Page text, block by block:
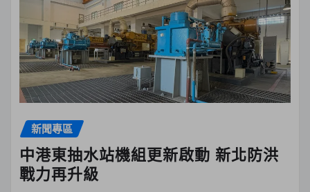
新聞專區
中港東抽水站機組更新啟動 新北防洪
戰力再升級